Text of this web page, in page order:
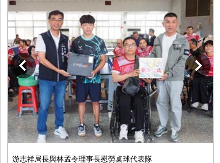
游志祥局長與林孟令理事長慰勞桌球代表隊
下一張